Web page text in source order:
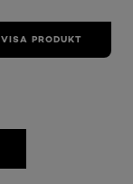
VISA PRODUKT